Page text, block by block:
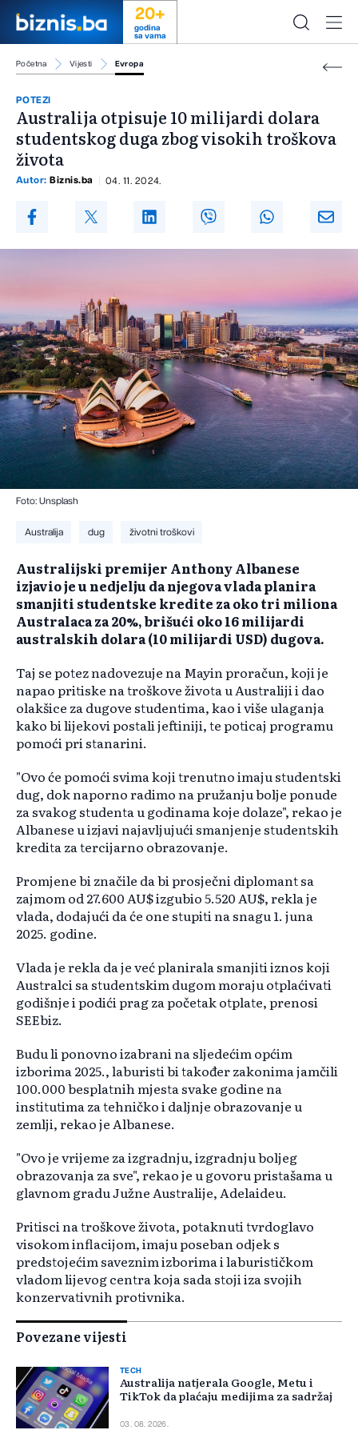
20+
godina
sa vama
Početna Vijesti Evropa
POTEZI
Australija otpisuje 10 milijardi dolara
studentskog duga zbog visokih troškova
života
Autor: Biznis.ba 04. 11. 2024.
Foto: Unsplash
Australija dug životni troškovi
Australijski premijer Anthony Albanese
izjavio je u nedjelju da njegova vlada planira
smanjiti studentske kredite za oko tri miliona
Australaca za 20%, brišući oko 16 milijardi
australskih dolara (10 milijardi USD) dugova.
Taj se potez nadovezuje na Mayin proračun, koji je
napao pritiske na troškove života u Australiji i dao
olakšice za dugove studentima, kao i više ulaganja
kako bi lijekovi postali jeftiniji, te poticaj programu
pomoći pri stanarini.
"Ovo će pomoći svima koji trenutno imaju studentski
dug, dok naporno radimo na pružanju bolje ponude
za svakog studenta u godinama koje dolaze", rekao je
Albanese u izjavi najavljujući smanjenje studentskih
kredita za tercijarno obrazovanje.
Promjene bi značile da bi prosječni diplomant sa
zajmom od 27.600 AU$ izgubio 5.520 AU$, rekla je
vlada, dodajući da će one stupiti na snagu 1. juna
2025. godine.
Vlada je rekla da je već planirala smanjiti iznos koji
Australci sa studentskim dugom moraju otplaćivati
godišnje i podići prag za početak otplate, prenosi
SEEbiz.
Budu li ponovno izabrani na sljedećim općim
izborima 2025., laburisti bi također zakonima jamčili
100.000 besplatnih mjesta svake godine na
institutima za tehničko i daljnje obrazovanje u
zemlji, rekao je Albanese.
"Ovo je vrijeme za izgradnju, izgradnju boljeg
obrazovanja za sve", rekao je u govoru pristašama u
glavnom gradu Južne Australije, Adelaideu.
Pritisci na troškove života, potaknuti tvrdoglavo
visokom inflacijom, imaju poseban odjek s
predstojećim saveznim izborima i laburističkom
vladom lijevog centra koja sada stoji iza svojih
konzervativnih protivnika.
Povezane vijesti
TECH
Australija natjerala Google, Metu i
TikTok da plaćaju medijima za sadržaj
03. 08. 2026.